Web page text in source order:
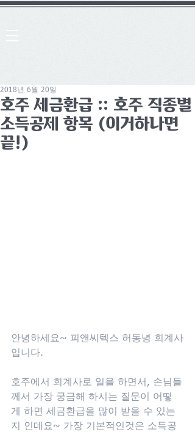
호주 세금환급 :: 호주 직종별
소득공제 항목 (이거하나면
끝!)
2018년 6월 20일
안녕하세요~ 피앤씨텍스 허동녕 회계사
입니다.
호주에서 회계사로 일을 하면서, 손님들
께서 가장 궁금해 하시는 질문이 어떻
게 하면 세금환급을 많이 받을 수 있는
지 인데요~ 가장 기본적인것은 소득공